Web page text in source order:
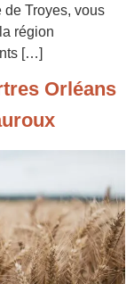
de Troyes, vous
région
[…]
Orléans